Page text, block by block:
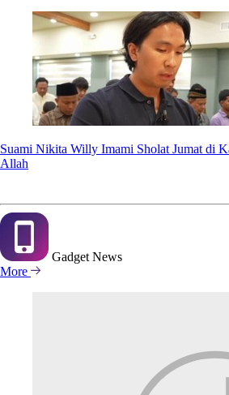
Suami Nikita Willy Imami Sholat Jumat di
Allah
Gadget News
More